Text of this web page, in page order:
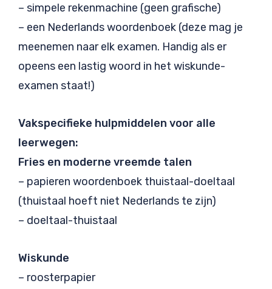
– simpele rekenmachine (geen grafische)
– een Nederlands woordenboek (deze mag je
meenemen naar elk examen. Handig als er
opeens een lastig woord in het wiskunde-
examen staat!)
Vakspecifieke hulpmiddelen voor alle
leerwegen:
Fries en moderne vreemde talen
– papieren woordenboek thuistaal-doeltaal
(thuistaal hoeft niet Nederlands te zijn)
– doeltaal-thuistaal
Wiskunde
– roosterpapier